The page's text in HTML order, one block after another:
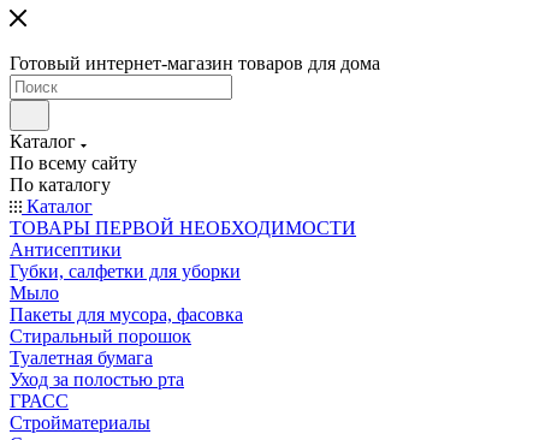
Готовый интернет-магазин товаров для дома
Каталог
По всему сайту
По каталогу
Каталог
ТОВАРЫ ПЕРВОЙ НЕОБХОДИМОСТИ
Антисептики
Губки, салфетки для уборки
Мыло
Пакеты для мусора, фасовка
Стиральный порошок
Туалетная бумага
Уход за полостью рта
ГРАСС
Стройматериалы